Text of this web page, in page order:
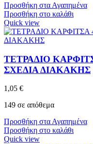
Προσθήκη στα Αγαπημένα
Προσθήκη στο καλάθι
Quick view
ΤΕΤΡΑΔΙΟ
ΣΧΕΔΙΑ ΔΙΑΚΑΚΗΣ
1,05 €
149 σε απόθεμα
Προσθήκη στα Αγαπημένα
Προσθήκη στο καλάθι
Quick view